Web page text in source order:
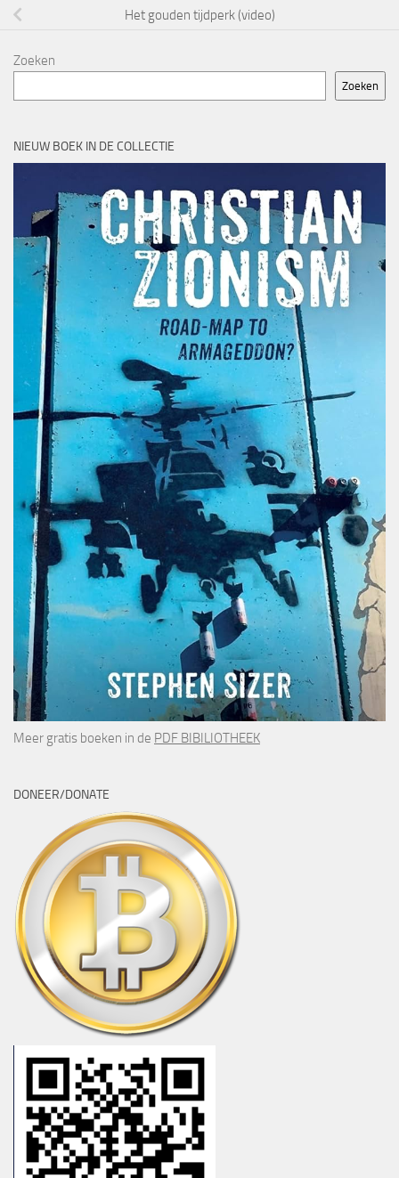
Het gouden tijdperk (video)
Zoeken
Zoeken
NIEUW BOEK IN DE COLLECTIE
Meer gratis boeken in de PDF BIBILIOTHEEK
DONEER/DONATE